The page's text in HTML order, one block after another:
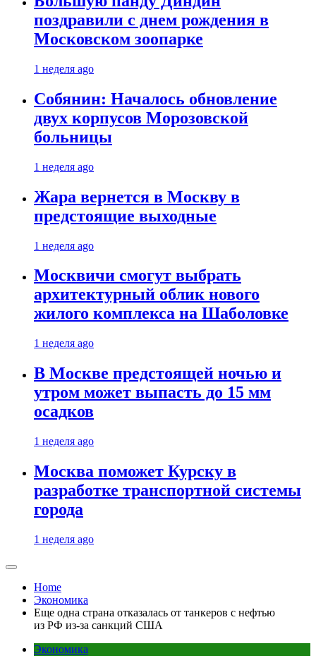
поздравили с днем рождения в
Московском зоопарке
1 неделя ago
Собянин: Началось обновление
двух корпусов Морозовской
больницы
1 неделя ago
Жара вернется в Москву в
предстоящие выходные
1 неделя ago
Москвичи смогут выбрать
архитектурный облик нового
жилого комплекса на Шаболовке
1 неделя ago
В Москве предстоящей ночью и
утром может выпасть до 15 мм
осадков
1 неделя ago
Москва поможет Курску в
разработке транспортной системы
города
1 неделя ago
Home
Экономика
Еще одна страна отказалась от танкеров с нефтью
из РФ из-за санкций США
Экономика